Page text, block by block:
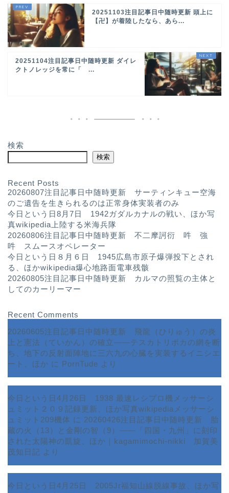
20251103注目記事日中随時更新 頭上に
【卍】が着陸したなら、あら...
20251104注目記事日中随時更新 ダイレ
クトノレッジを常に「 ...
検索
検索
Recent Posts
20260807注目記事日中随時更新 サーティンキュー空海
のご遺告を生きられるのは正常身体実装者のみ
今日という日8月7日 1942ガダルカナルの戦い、ほか写
真wikipedia上陸する米海兵隊
20260806注目記事日中随時更新 不二摩訶衍 吽 強
吽 スムースオペレーター
今日という日８月６日 1945広島市原子爆弾投下とされ
る、ほかwikipedia爆心地路面電車残骸
20260805注目記事日中随時更新 カルマの照覧の主体と
してのカーリーマー
Recent Comments
20260605注目記事日中随時更新 飛龍（ひりゅう）の炎
上と憲法（ていかん）の確立――テスカトリポカの網を断
ち、地下の反射面陣地に三六九の心臓を実装するイニシエ
ート、ほか に PornTude より
今日という日4月26日 1938 最速レシプロ機メッサーシ
ュミット２０９記録更新、ほか写真wikipediaメッサーシ
ュミット209機体 に 20260426注目記事日中随時更新 胎
蔵の火（13）と金剛の智（9）――「四国・九州」に刻印
された太陽神の凱旋、ほか｜kagamimochi-nikki 加賀美
茂知日記 より
今日という日4月25日 2005Jr福知山線脱線事故、ほか写